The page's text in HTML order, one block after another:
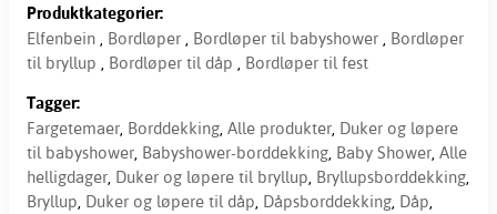
Produktkategorier:
Elfenbein , Bordløper , Bordløper til babyshower , Bordløper
til bryllup , Bordløper til dåp , Bordløper til fest
Tagger:
Fargetemaer, Borddekking, Alle produkter, Duker og løpere
til babyshower, Babyshower-borddekking, Baby Shower, Alle
helligdager, Duker og løpere til bryllup, Bryllupsborddekking,
Bryllup, Duker og løpere til dåp, Dåpsborddekking, Dåp,